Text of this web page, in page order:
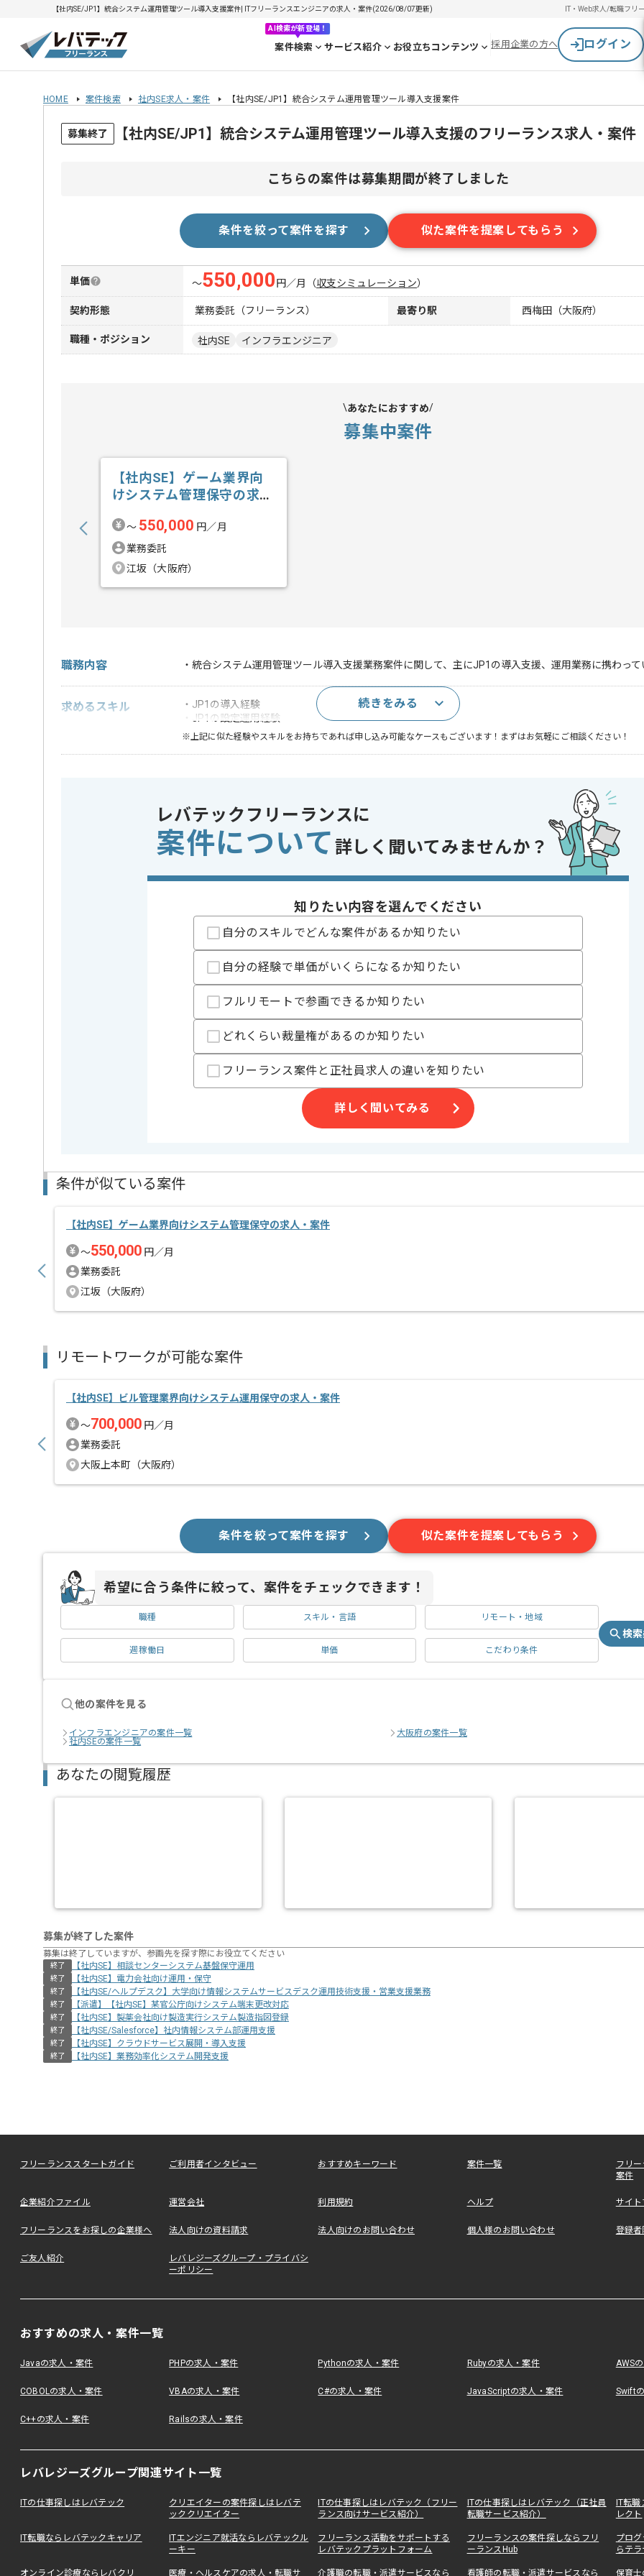
【社内SE/JP1】統合システム運用管理ツール導入支援案件| ITフリーランスエンジニアの求人・案件(2026/08/07更新) IT・Web求人/転職フリ
AI検索が新登場！
案件検索 サービス紹介 お役立ちコンテンツ 採用企業の方へ ログイン
HOME 案件検索 社内SE求人・案件 【社内SE/JP1】統合システム運用管理ツール導入支援案件
募集終了 【社内SE/JP1】統合システム運用管理ツール導入支援のフリーランス求人・案件
こちらの案件は募集期間が終了しました
条件を絞って案件を探す 似た案件を提案してもらう
単価 〜550,000 円／月 （収支シミュレーション）
契約形態 業務委託（フリーランス） 最寄り駅 西梅田（大阪府）
職種・ポジション 社内SE インフラエンジニア
あなたにおすすめ
募集中案件
【社内SE】ゲーム業界向
けシステム管理保守の求
〜 550,000 円／月
業務委託
江坂（大阪府）
職務内容 ・統合システム運用管理ツール導入支援業務案件に関して、主にJP1の導入支援、運用業務に携わって
求めるスキル
・JP1の導入経験
・JP1の設定運用経験
※上記に似た経験やスキルをお持ちであれば申し込み可能なケースもございます！まずはお気軽にご相談ください！
この案件のポイント 特徴 長期プロジェクト
精算条件
有
精算基準時間
160時間〜180時間
これまでのご経験を活かしたい方におすすめの案件です。
ぜひ一度、ご商談で雰囲気等掴んでいただき、参画のご判断いただければ幸いです。
週5日常駐での作業を想定しております。
続きをみる
レバテックフリーランスに
案件について 詳しく聞いてみませんか？
知りたい内容を選んでください
自分のスキルでどんな案件があるか知りたい
自分の経験で単価がいくらになるか知りたい
フルリモートで参画できるか知りたい
どれくらい裁量権があるのか知りたい
フリーランス案件と正社員求人の違いを知りたい
詳しく聞いてみる
条件が似ている案件
【社内SE】ゲーム業界向けシステム管理保守の求人・案件
〜550,000 円／月
業務委託
江坂（大阪府）
リモートワークが可能な案件
【社内SE】ビル管理業界向けシステム運用保守の求人・案件
〜700,000 円／月
業務委託
大阪上本町（大阪府）
条件を絞って案件を探す 似た案件を提案してもらう
希望に合う条件に絞って、案件をチェックできます！
職種 スキル・言語 リモート・地域
週稼働日 単価 こだわり条件
検
他の案件を見る
インフラエンジニアの案件一覧
大阪府の案件一覧
社内SEの案件一覧
あなたの閲覧履歴
募集が終了した案件
募集は終了していますが、参画先を探す際にお役立てください
終了 【社内SE】相談センターシステム基盤保守運用
終了 【社内SE】電力会社向け運用・保守
終了 【社内SE/ヘルプデスク】大学向け情報システムサービスデスク運用技術支援・営業支援業務
終了 【派遣】【社内SE】某官公庁向けシステム端末更改対応
終了 【社内SE】製薬会社向け製造実行システム製造指図登録
終了 【社内SE/Salesforce】社内情報システム部運用支援
終了 【社内SE】クラウドサービス展開・導入支援
終了 【社内SE】業務効率化システム開発支援
フリーランススタートガイド ご利用者インタビュー おすすめキーワード 案件一覧
フリ
案件
企業紹介ファイル 運営会社 利用規約 ヘルプ サイ
フリーランスをお探しの企業様へ 法人向けの資料請求 法人向けのお問い合わせ 個人様のお問い合わせ 登録者
ご友人紹介
レバレジーズグループ・プライバシ
ーポリシー
おすすめの求人・案件一覧
Javaの求人・案件 PHPの求人・案件 Pythonの求人・案件 Rubyの求人・案件 AWS
COBOLの求人・案件 VBAの求人・案件 C#の求人・案件 JavaScriptの求人・案件 Swift
C++の求人・案件 Railsの求人・案件
レバレジーズグループ関連サイト一覧
ITの仕事探しはレバテック
クリエイターの案件探しはレバテ
ッククリエイター
ITの仕事探しはレバテック（フリー
ランス向けサービス紹介）
ITの仕事探しはレバテック（正社員
転職サービス紹介）
IT転
レクト
IT転職ならレバテックキャリア
ITエンジニア就活ならレバテックル
ーキー
フリーランス活動をサポートする
レバテックプラットフォーム
フリーランスの案件探しならフリ
ーランスHub
プロ
らテ
オンライン診療ならレバクリ 医療・ヘルスケアの求人・転職サ 介護職の転職・派遣サービスなら 看護師の転職・派遣サービスなら 保育